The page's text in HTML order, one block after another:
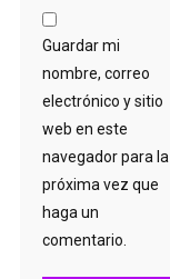
Guardar mi
nombre, correo
electrónico y sitio
web en este
navegador para la
próxima vez que
haga un
comentario.